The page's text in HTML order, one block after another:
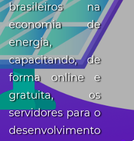
brasileiros na
economia de
energia,
capacitando, de
forma online e
gratuita, os
servidores para o
desenvolvimento